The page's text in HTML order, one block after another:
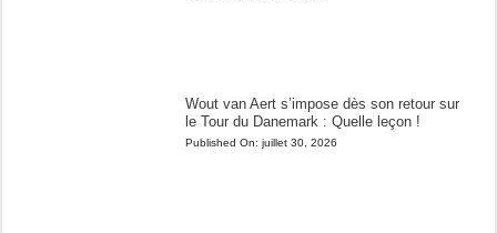
Wout van Aert s’impose dès son retour sur
le Tour du Danemark : Quelle leçon !
Published On: juillet 30, 2026